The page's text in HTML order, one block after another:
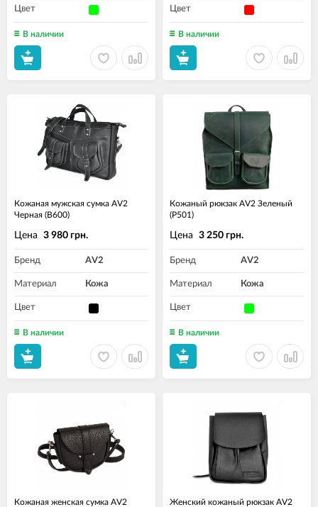
Цвет
В наличии
Цвет
В наличии
Кожаная мужская сумка AV2
Черная (B600)
Цена 3 980 грн.
Бренд AV2
Материал Кожа
Цвет
В наличии
Кожаный рюкзак AV2 Зеленый
(P501)
Цена 3 250 грн.
Бренд AV2
Материал Кожа
Цвет
В наличии
Кожаная женская сумка AV2
Женский кожаный рюкзак AV2